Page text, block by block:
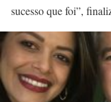
sucesso que foi”,